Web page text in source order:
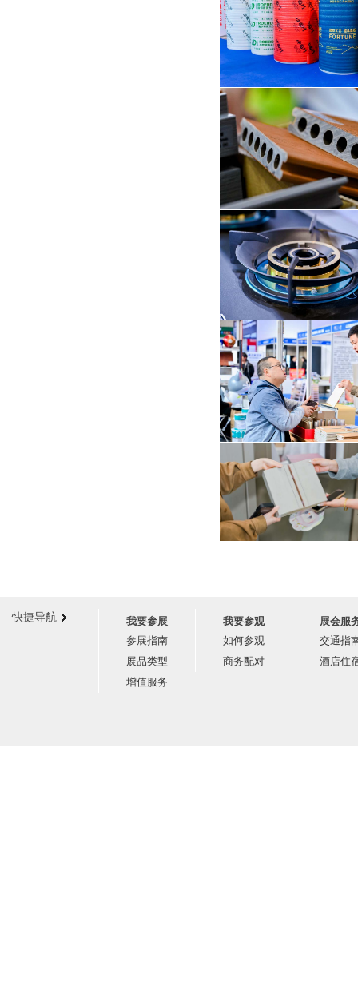
快捷导航
我要参展
参展指南
展品类型
增值服务
我要参观
如何参观
商务配对
展会服
交通指
酒店住